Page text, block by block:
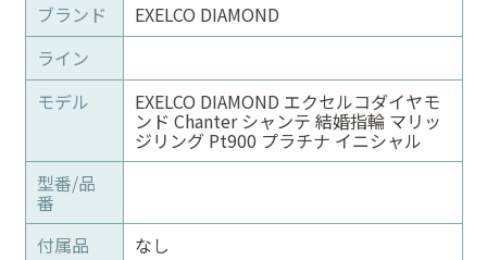
ブランド
EXELCO DIAMOND
ライン
モデル
EXELCO DIAMOND エクセルコダイヤモ
ンド Chanter シャンテ 結婚指輪 マリッ
ジリング Pt900 プラチナ イニシャル
型番/品
番
付属品
なし